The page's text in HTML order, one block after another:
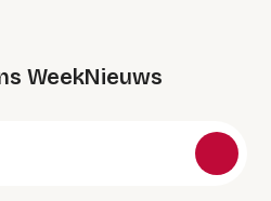
WeekNieuws